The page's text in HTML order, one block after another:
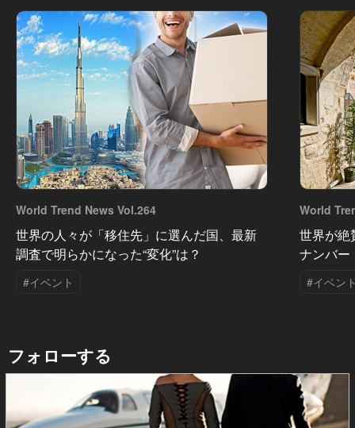
World Trend News Vol.264
世界の人々が「移住先」に選んだ国、最新
調査で明らかになった“変化”は？
#イベント
World
世界が絶
ナンバー
#イベン
フォローする